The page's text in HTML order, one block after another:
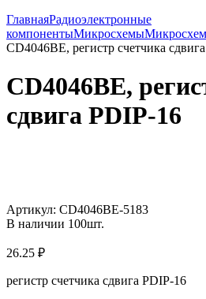
ГлавнаяРадиоэлектронные
компонентыМикросхемы
CD4046BE, регистр счетчика
CD4046BE,
сдвига PDIP-16
Артикул: CD4046BE-5183
В наличии 100шт.
26.25 ₽
регистр счетчика сдвига PDIP-16